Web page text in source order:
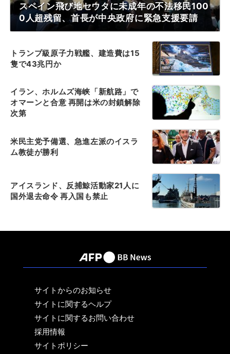
スペイン飛び地セウタに未成年の不法移民100
0人超残留、首長が中央政府に緊急支援要請
トランプ級原子力戦艦、建造費は15
隻で43兆円か
イラン、ホルムズ海峡「新航路」で
オマーンと合意 再開は米の封鎖解除
次第
米民主党予備選、急進左派のイスラ
ム教徒が勝利
アイスランド、反捕鯨活動家21人に
国外退去命令 再入国も禁止
サイトからのお知らせ
サイトに関するヘルプ
サイトに関するお問い合わせ
採用情報
サイトポリシー